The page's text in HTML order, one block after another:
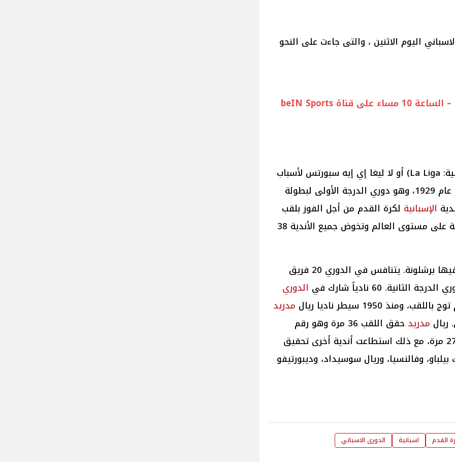
اليوم الاثنين ، والتى جاءت على النحو
ديبورتيفو ألافيس X سيلتا فيجو – الساعة 10 مساء على قناة beIN Sports
أو لا ليغا (بالإسبانية: La Liga)‏ أو لا ليغا إي إيه سبورتس لأسباب
الإسبانية لكرة القدم من أجل الفوز بلقب
الدوري الذي يعتبر من دوريات النخبة على مستوى العالم وتخوض جميع الأندية 38
انطلقت المسابقة عام 1929 وفاز فيها برشلونة. يتنافس في الدوري 20 فريق
60 نادياً شارك في
الدوري
مدريد
ريال مدريد
حقق اللقب 36 مرة وهو رقم
قياسي بينما حقق برشلونة اللقب 27 مرة، مع ذلك استطاعت أندية أخرى تحقيق
بيلباو، وفالنسيا، وريال سوسيداد، وديبورتيفو
القدم اسبانية الدورى الاسباني